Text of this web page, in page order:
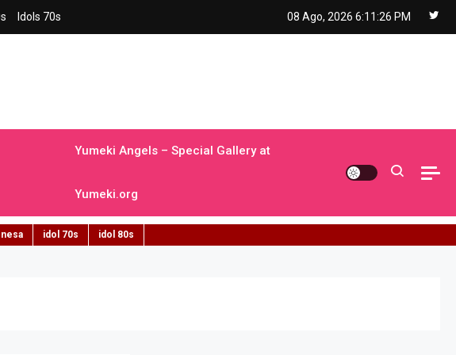
Idols 70s 08 Ago, 2026 6:11:28 PM
Yumeki Angels – Special Gallery at
Yumeki.org
idol 70s idol 80s